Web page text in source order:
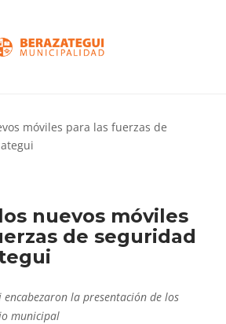
nuevos móviles
de seguridad
encabezaron la presentación de los
municipal